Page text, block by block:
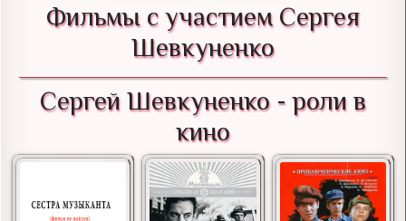
Фильмы с участием Сергея
Шевкуненко
Сергей Шевкуненко - роли в
кино